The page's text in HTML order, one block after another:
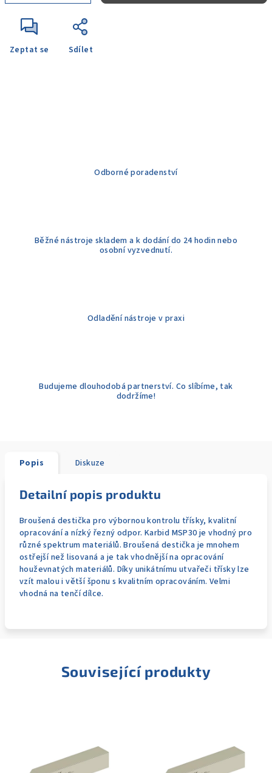
Zeptat se Sdílet
Odborné poradenství
Běžné nástroje skladem a k dodání do 24 hodin nebo
osobní vyzvednutí.
Odladění nástroje v praxi
Budujeme dlouhodobá partnerství. Co slíbíme, tak
dodržíme!
Popis Diskuze
Detailní popis produktu
Broušená destička pro výbornou kontrolu třísky, kvalitní
opracování a nízký řezný odpor. Karbid MSP30 je vhodný pro
různé spektrum materiálů. Broušená destička je mnohem
ostřejší než lisovaná a je tak vhodnější na opracování
houževnatých materiálů. Díky unikátnímu utvařeči třísky lze
vzít malou i větší šponu s kvalitním opracováním. Velmi
vhodná na tenčí dílce.
Související produkty